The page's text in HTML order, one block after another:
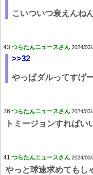
こいついつ衰えんね
43:つらたんニュースさん 2024/
>>32
やっぱダルってすげ
36:つらたんニュースさん 2024/
トミージョンすればい
41:つらたんニュースさん 2024/
やっと球速求めてもし